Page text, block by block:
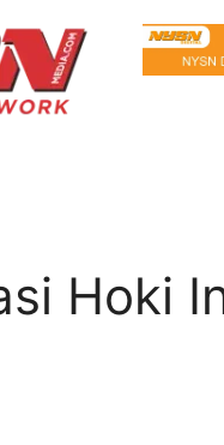
Hoki